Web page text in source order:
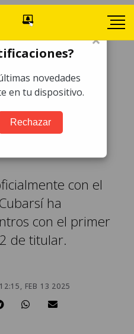
contrato
hasta
con el
ha
con el primer
de titular.
12:15, FEB 13 2025
×
novedades
en tu dispositivo.
Rechazar